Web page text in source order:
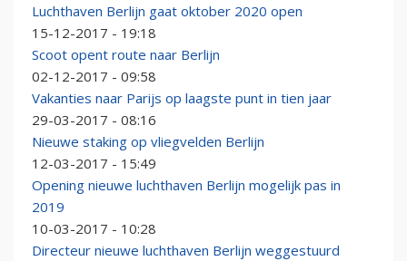
Luchthaven Berlijn gaat oktober 2020 open
15-12-2017 - 19:18
Scoot opent route naar Berlijn
02-12-2017 - 09:58
Vakanties naar Parijs op laagste punt in tien jaar
29-03-2017 - 08:16
Nieuwe staking op vliegvelden Berlijn
12-03-2017 - 15:49
Opening nieuwe luchthaven Berlijn mogelijk pas in
2019
10-03-2017 - 10:28
Directeur nieuwe luchthaven Berlijn weggestuurd